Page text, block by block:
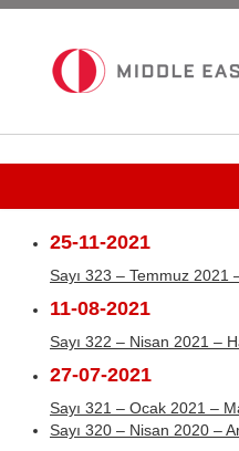
Tüm Bültenler
İletişim
25-11-2021
Sayı 323 – Temmuz 2021
11-08-2021
Sayı 322 – Nisan 2021 –
27-07-2021
Sayı 321 – Ocak 2021 –
Sayı 320 – Nisan 2020 –